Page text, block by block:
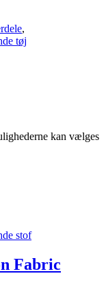
,
tøj
kan vælges
stof
Fabric